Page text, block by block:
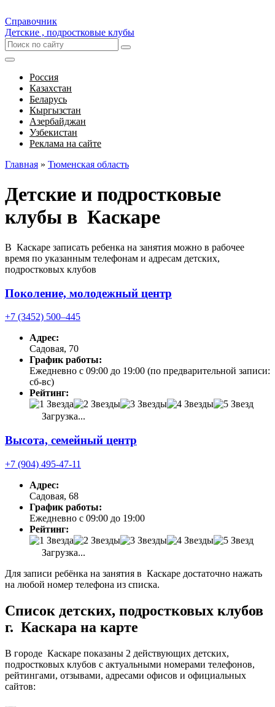
Справочник
Детские , подростковые клубы
Россия
Казахстан
Беларусь
Кыргызстан
Азербайджан
Узбекистан
Реклама на сайте
Главная » Тюменская область
Детские и подростковые
клубы в Каскаре
В Каскаре записать ребенка на занятия можно в рабочее
время по указанным телефонам и адресам детских,
подростковых клубов
Поколение, молодежный центр
+7 (3452) 500‒445
Адрес:
Садовая, 70
График работы:
Ежедневно с 09:00 до 19:00 (по предварительной записи:
cб-вс)
Рейтинг:
Загрузка...
Высота, семейный центр
+7 (904) 495-47-11
Адрес:
Садовая, 68
График работы:
Ежедневно с 09:00 до 19:00
Рейтинг:
Загрузка...
Для записи ребёнка на занятия в Каскаре достаточно нажать
на любой номер телефона из списка.
Список детских, подростковых клубов
г. Каскара на карте
В городе Каскаре показаны 2 действующих детских,
подростковых клубов с актуальными номерами телефонов,
рейтингами, отзывами, адресами офисов и официальных
сайтов: